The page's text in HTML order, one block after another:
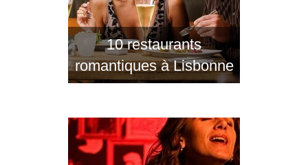
10 restaurants
romantiques à Lisbonne